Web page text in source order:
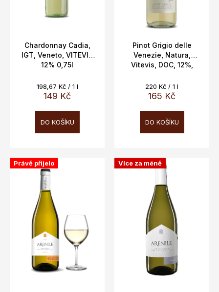
Chardonnay Cadia,
IGT, Veneto, VITEVIS
12% 0,75l
149 Kč
Měrná
cena:
198,67 Kč / 1 l
DO KOŠÍKU
Pinot Grigio delle
Venezie, Natura,
Vitevis, DOC, 12%,
165 Kč
Měrná
cena:
220 Kč / 1 l
DO KOŠÍKU
Právě přijelo Více za méně